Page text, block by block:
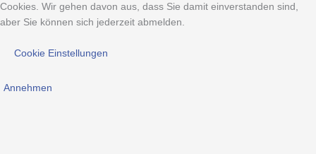
Cookies. Wir gehen davon aus, dass Sie damit einverstanden sind,
aber Sie können sich jederzeit abmelden.
Cookie Einstellungen
Annehmen